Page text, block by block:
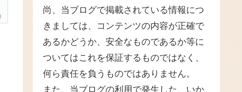
尚、当ブログで掲載されている情報につ
きましては、コンテンツの内容が正確で
あるかどうか、安全なものであるか等に
ついてはこれを保証するものではなく、
何ら責任を負うものではありません。
また、当ブログの利用で発生した、いか